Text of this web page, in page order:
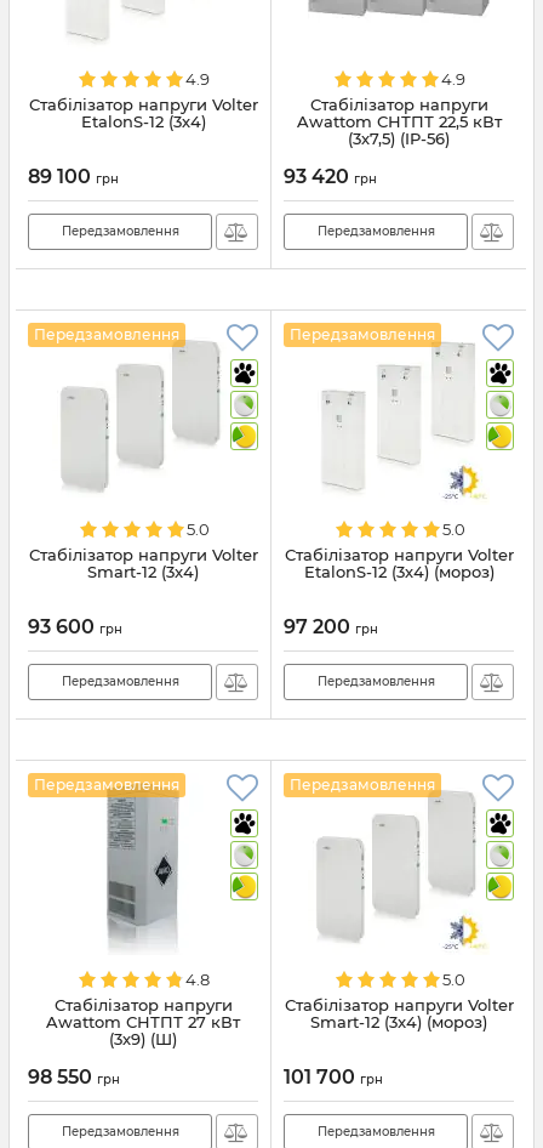
4.9
Стабілізатор напруги Volter
EtalonS-12 (3х4)
89 100 грн
Передзамовлення
4.9
Стабілізатор напруги
Awattom СНТПТ 22,5 кВт
(3х7,5) (IP-56)
93 420 грн
Передзамовлення
Передзамовлення
5.0
Стабілізатор напруги Volter
Smart-12 (3x4)
93 600 грн
Передзамовлення
Передзамовлення
5.0
Стабілізатор напруги Volter
EtalonS-12 (3х4) (мороз)
97 200 грн
Передзамовлення
Передзамовлення
4.8
Стабілізатор напруги
Awattom СНТПТ 27 кВт
(3х9) (Ш)
98 550 грн
Передзамовлення
Передзамовлення
5.0
Стабілізатор напруги Volter
Smart-12 (3x4) (мороз)
101 700 грн
Передзамовлення